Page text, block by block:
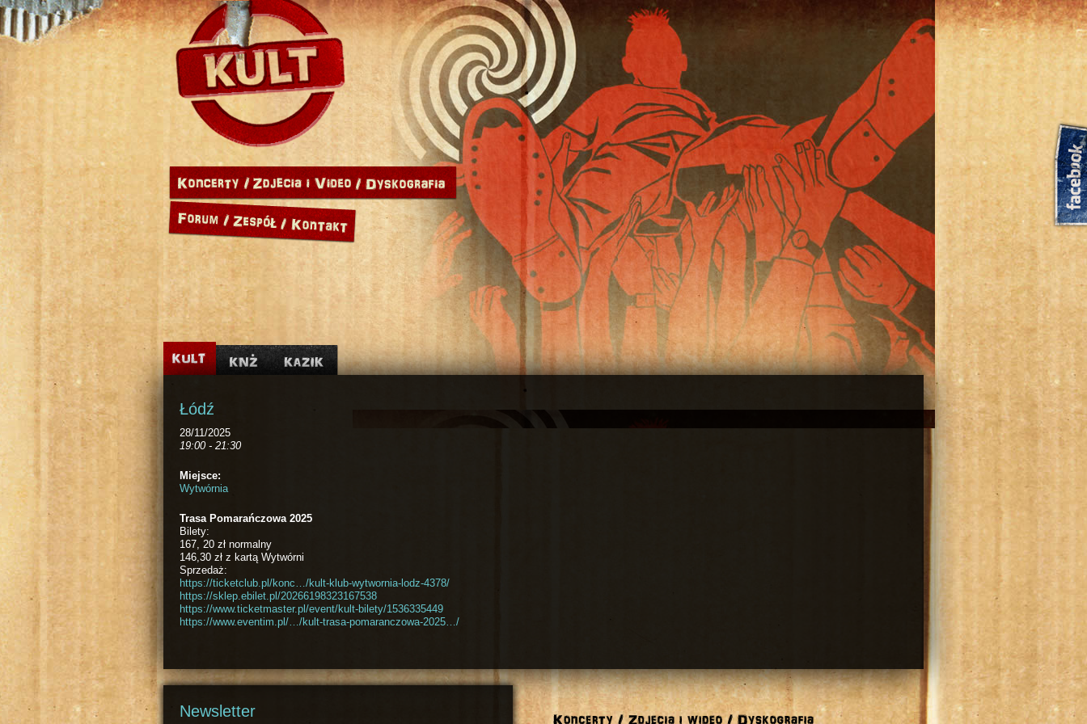
Łódź
28/11/2025
19:00 - 21:30
Miejsce:
Wytwórnia
Trasa Pomarańczowa 2025
Bilety:
167, 20 zł normalny
146,30 zł z kartą Wytwórni
Sprzedaż:
https://ticketclub.pl/konc…/kult-klub-wytwornia-lodz-4378/
https://sklep.ebilet.pl/20266198323167538
https://www.ticketmaster.pl/event/kult-bilety/1536335449
https://www.eventim.pl/…/kult-trasa-pomaranczowa-2025…/
Newsletter